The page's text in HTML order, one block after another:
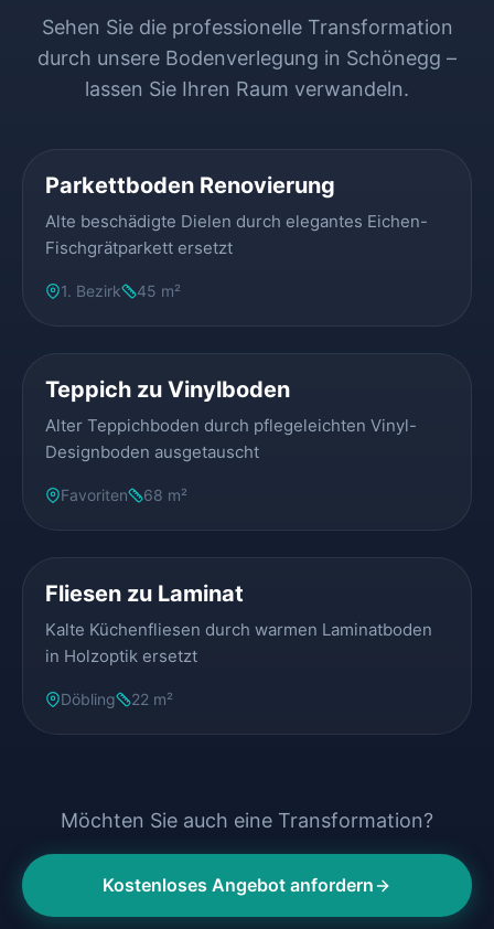
Sehen Sie die professionelle Transformation
durch unsere Bodenverlegung in Schönegg –
lassen Sie Ihren Raum verwandeln.
Parkettboden Renovierung
Alte beschädigte Dielen durch elegantes Eichen-
Fischgrätparkett ersetzt
1. Bezirk 45 m²
Teppich zu Vinylboden
Alter Teppichboden durch pflegeleichten Vinyl-
Designboden ausgetauscht
Favoriten 68 m²
Fliesen zu Laminat
Kalte Küchenfliesen durch warmen Laminatboden
in Holzoptik ersetzt
Döbling 22 m²
Möchten Sie auch eine Transformation?
Kostenloses Angebot anfordern